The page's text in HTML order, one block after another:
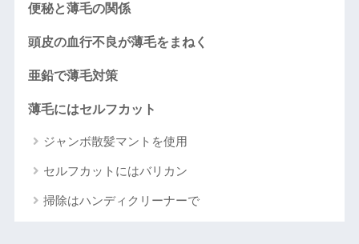
便秘と薄毛の関係
頭皮の血行不良が薄毛をまねく
亜鉛で薄毛対策
薄毛にはセルフカット
ジャンボ散髪マントを使用
セルフカットにはバリカン
掃除はハンディクリーナーで